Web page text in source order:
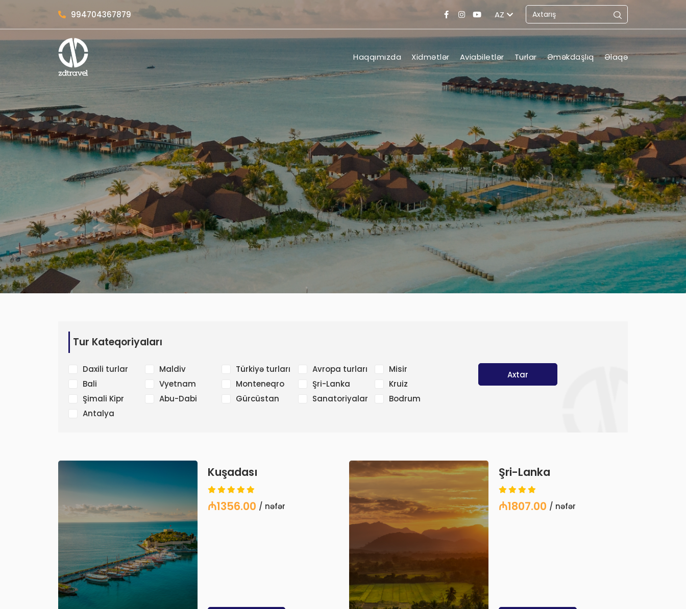
994704367879 AZ
Haqqımızda Xidmətlər Aviabiletlər Turlar Əməkdaşlıq Əlaqə
Tur Kateqoriyaları
Daxili turlar Maldiv Türkiyə turları Avropa turları
Misir
Bali
Vyetnam Monteneqro Şri-Lanka
Kruiz
Şimali Kipr
Abu-Dabi Gürcüstan Sanatoriyalar
Bodrum
Antalya
Axtar
Kuşadası
₼1356.00 / nəfər
Şri-Lanka
₼1807.00 / nəfər